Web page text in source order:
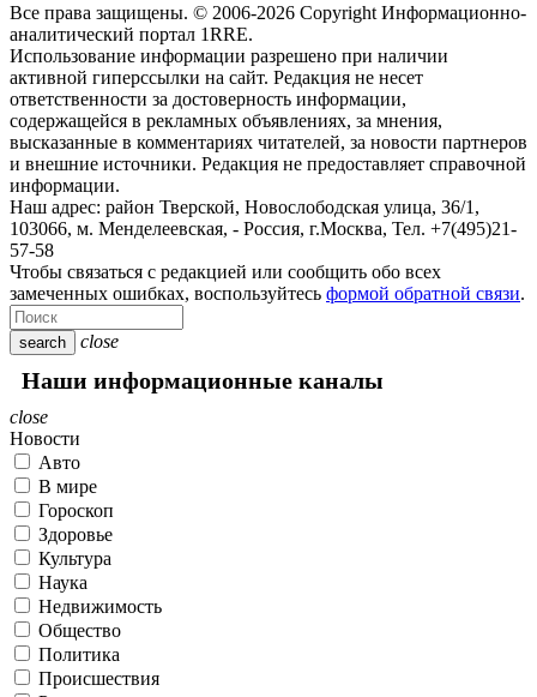
Все права защищены. © 2006-2026 Copyright Информационно-
аналитический портал 1RRE.
Использование информации разрешено при наличии
активной гиперссылки на сайт. Редакция не несет
ответственности за достоверность информации,
содержащейся в рекламных объявлениях, за мнения,
высказанные в комментариях читателей, за новости партнеров
и внешние источники. Редакция не предоставляет справочной
информации.
Наш адрес: район Тверской, Новослободская улица, 36/1 ,
103066, м. Менделеевская, - Россия, г.Москва, Тел. +7(495)21-
57-58
Чтобы связаться с редакцией или сообщить обо всех
замеченных ошибках, воспользуйтесь формой обратной связи.
search close
Наши информационные каналы
close
Новости
Авто
В мире
Гороскоп
Здоровье
Культура
Наука
Недвижимость
Общество
Политика
Происшествия